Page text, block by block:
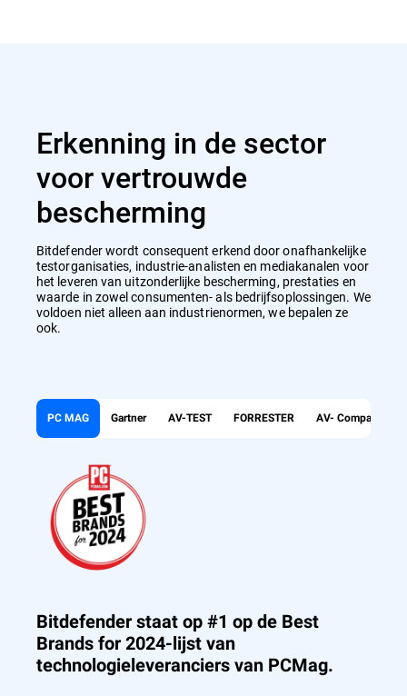
Erkenning in de sector
voor vertrouwde
bescherming
Bitdefender wordt consequent erkend door onafhankelijke
testorganisaties, industrie-analisten en mediakanalen voor
het leveren van uitzonderlijke bescherming, prestaties en
waarde in zowel consumenten- als bedrijfsoplossingen. We
voldoen niet alleen aan industrienormen, we bepalen ze
ook.
PC MAG Gartner AV-TEST FORRESTER AV- Comparatives
Bitdefender staat op #1 op de Best
Brands for 2024-lijst van
technologieleveranciers van PCMag.